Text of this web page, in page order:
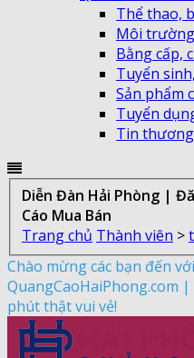
Thể thao,
Môi
Bằng cấp,
Tuyển
Sản phẩm
Tuyển
Tin
Diễn Đàn Hải Phòng |
Cáo Mua Bán
Trang chủ Thành viên >
Chào mừng các bạn đến
QuangCaoHaiPhong.com
phút thật vui vẻ!